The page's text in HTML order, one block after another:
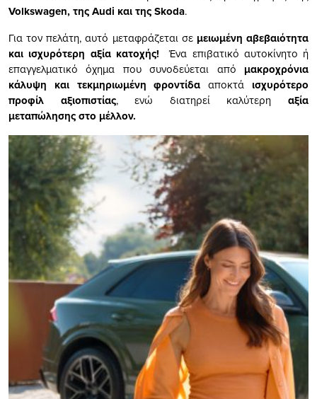
Volkswagen, της Audi και της Skoda.
Για τον πελάτη, αυτό μεταφράζεται σε μειωμένη αβεβαιότητα
και ισχυρότερη αξία κατοχής!
Ένα επιβατικό αυτοκίνητο ή
επαγγελματικό όχημα που συνοδεύεται από μακροχρόνια
κάλυψη και τεκμηριωμένη φροντίδα αποκτά ισχυρότερο
προφίλ αξιοπιστίας, ενώ διατηρεί καλύτερηαξία
μεταπώλησης στο μέλλον.